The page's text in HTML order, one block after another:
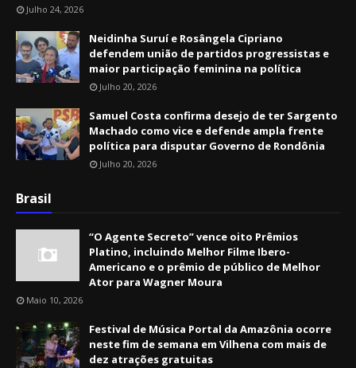
Julho 24, 2026
Neidinha Suruí e Rosângela Cipriano
defendem união de partidos progressistas e
maior participação feminina na política
Julho 20, 2026
Samuel Costa confirma desejo de ter Sargento
Machado como vice e defende ampla frente
política para disputar Governo de Rondônia
Julho 20, 2026
Brasil
“O Agente Secreto” vence oito Prêmios
Platino, incluindo Melhor Filme Ibero-
Americano e o prêmio de público de Melhor
Ator para Wagner Moura
Maio 10, 2026
Festival de Música Portal da Amazônia ocorre
neste fim de semana em Vilhena com mais de
dez atrações gratuitas